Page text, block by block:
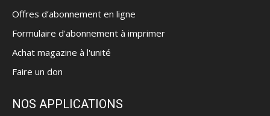
Offres d’abonnement en ligne
Formulaire d'abonnement à imprimer
Achat magazine à l'unité
Faire un don
NOS APPLICATIONS